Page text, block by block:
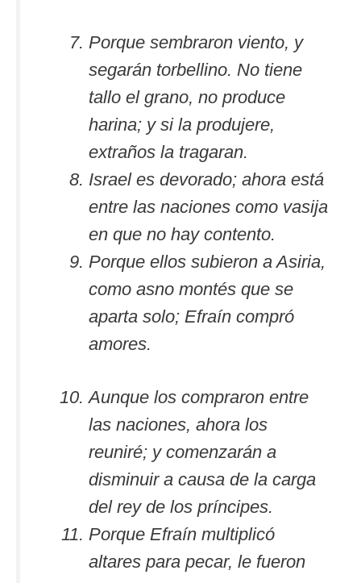
Porque sembraron viento, y
segarán torbellino. No tiene
tallo el grano, no produce
harina; y si la produjere,
extraños la tragaran.
Israel es devorado; ahora está
entre las naciones como vasija
en que no hay contento.
Porque ellos subieron a Asiria,
como asno montés que se
aparta solo; Efraín compró
amores.
Aunque los compraron entre
las naciones, ahora los
reuniré; y comenzarán a
disminuir a causa de la carga
del rey de los príncipes.
Porque Efraín multiplicó
altares para pecar, le fueron